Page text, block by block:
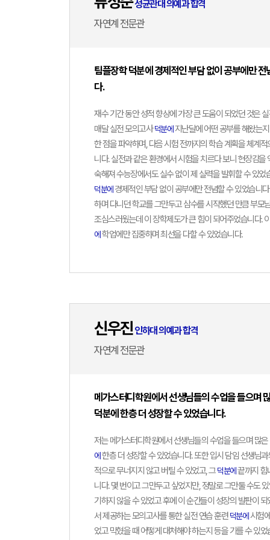
최상위
최상위
성균관대 의예과 합격
자연계 전문관
팀플장학 덕분에 경제적인 부담 없이 공부에만 전
다.
재수 기간 동안 성적 향상에 가장 큰 도움이 되었던 것은
매달 실전 모의고사덕분에지난달에 어떤 공부를 해왔는
한 점을 파악하며, 다음 시험 전까지의 학습 계획을 체계
니다. 실전과 같은 환경에서 시험을 치르다 보니 현장감을
숙해져 수능장에서도 실수 없이 제 실력을 발휘할 수 있었
덕분에경제적인 부담 없이 공부에만 전념할 수 있었습니
하며 다니던 학교를 그만두고 삼수를 시작했던 만큼 부모
조심스러웠는데 이 장학제도가 큰 힘이 되어주었습니다.
에학업에만 집중하며 최선을 다할 수 있었습니다.
신우진인하대 의예과 합격
자연계 전문관
메가스터디학원에서 선생님들의 수업을 들으며
덕분에 한층 더 성장할 수 있었습니다.
저는 메가스터디학원에서 선생님들의 수업을 들으며 많
에한층 더 성장할 수 있었습니다. 또한 입시 담임 선생님
적으로 무너지지 않고 버틸 수 있었고, 그덕분에끝까지 힘
니다. 몇 번이고 그만두고 싶었지만, 정말로 그만둘 수도
기하지 않을 수 있었고 후에 이 순간들이 성장의 발판이
서 제공하는 모의고사를 통한 실전 연습 훈련덕분에시험
었고 막혔을 때 어떻게 대처해야 하는지 등을 기를 수 있었